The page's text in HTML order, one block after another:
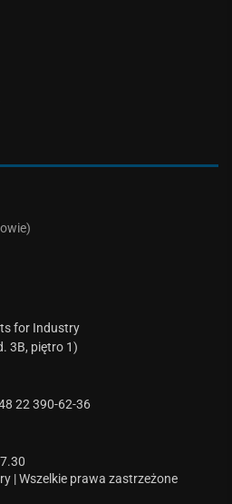
for Industry
3B, piętro 1)
22 390-62-36
| Wszelkie prawa zastrzeżone